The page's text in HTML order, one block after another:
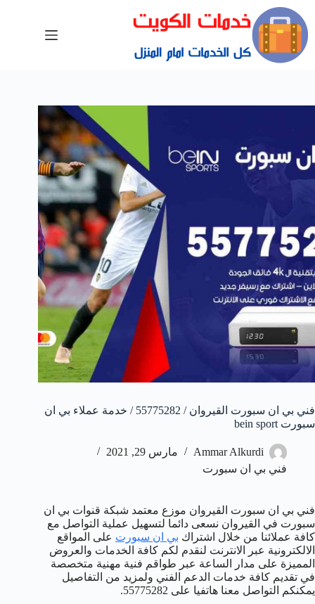
فني بي ان سبورت القيروان / 55775282 / خدمة عملاء بي ان
سبورت bein sport
Ammar Alkurdi
مارس 29, 2021
فني بي ان سبورت
فني بي ان سبورت القيروان موزع معتمد شبكة قنوات بي ان
سبورت في القيروان نسعى دائما لتسهيل عملية التواصل مع
كافة عملائنا من خلال اشتراك بي ان سبورت على المواقع
الالكترونية عبر الانترنت لنقدم لكم كافة الخدمات والعروض
المميزة على مدار الساعة عبر طواقم فنية مهنية متخصصة
في تقديم كافة خدمات الدعم الفني ولمزيد من التفاصيل
يمكنكم التواصل معنا هاتفيا على 55775282.